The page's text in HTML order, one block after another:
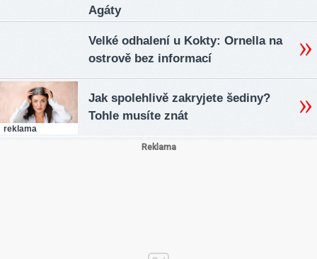
Agáty
Velké odhalení u Kokty: Ornella na
ostrově bez informací
reklama
Jak spolehlivě zakryjete šediny?
Tohle musíte znát